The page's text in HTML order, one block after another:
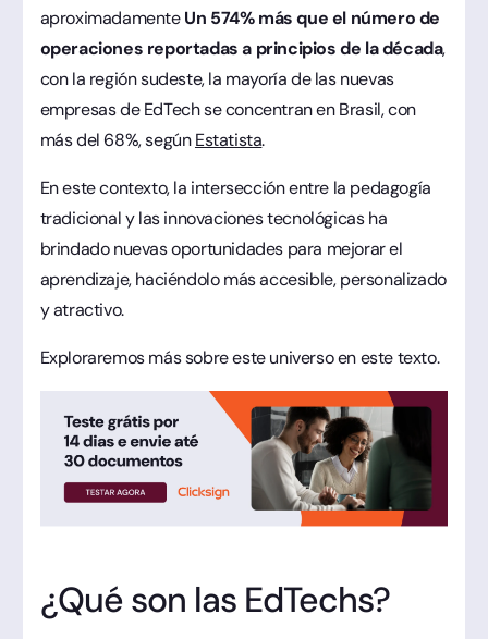
aproximadamenteUn 574% más que el número de
operaciones reportadas a principios de la década,
con la región sudeste, la mayoría de las nuevas
empresas de EdTech se concentran en Brasil, con
más del 68%, segúnEstatista.
En este contexto, la intersección entre la pedagogía
tradicional y las innovaciones tecnológicas ha
brindado nuevas oportunidades para mejorar el
aprendizaje, haciéndolo más accesible, personalizado
y atractivo.
Exploraremos más sobre este universo en este texto.
¿Qué son las EdTechs?